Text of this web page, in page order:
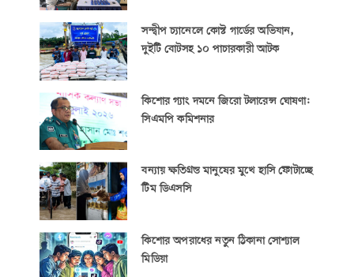
সন্দ্বীপ চ্যানেলে কোস্ট গার্ডের অভিযান,
দুইটি বোটসহ ১০ পাচারকারী আটক
কিশোর গ্যাং দমনে জিরো টলারেন্স ঘোষণা:
সিএমপি কমিশনার
বন্যায় ক্ষতিগ্রস্ত মানুষের মুখে হাসি ফোটাচ্ছে
টিম ডিএসসি
কিশোর অপরাধের নতুন ঠিকানা সোশ্যাল
মিডিয়া